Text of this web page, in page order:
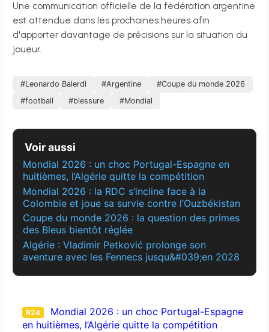
Une communication officielle de la fédération argentine
est attendue dans les prochaines heures afin
d'apporter davantage de précisions sur la situation du
joueur.
#Leonardo Balerdi #Argentine
#Coupe du monde 2026
#football
#blessure #Mondial
Voir aussi
Mondial 2026 : un choc Portugal-Espagne en
huitièmes, l’Algérie quitte la compétition
Mondial 2026 : la RDC s’incline face à la
Colombie et joue sa survie contre l’Ouzbékistan
Coupe du monde 2026 : la question des primes
des Bleus bientôt réglée
Algérie : Vladimir Petković prolonge son
aventure avec les Fennecs jusqu&#039;en 2028
R24
Mondial 2026 : un choc Portugal-Espagne
en huitièmes, l’Algérie quitte la compétition